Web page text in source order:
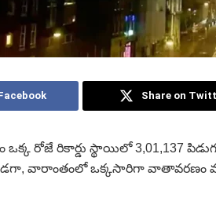
Share on
ఒక్క రోజే రికార్డు స్థాయిలో 3,01,137
పడగా, వారాంతంలో ఒక్కసారిగా